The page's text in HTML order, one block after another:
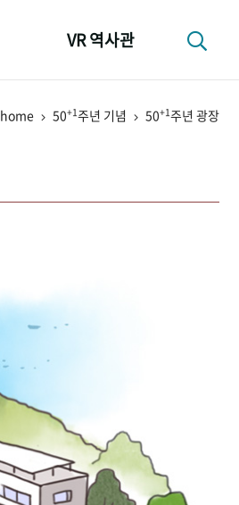
VR 역사관
home 50+1주년 기념 50+1주년 광장